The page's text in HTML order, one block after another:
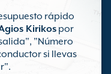
rápido
Kirikos por
"Número
si llevas